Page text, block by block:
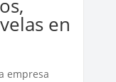
en
empresa